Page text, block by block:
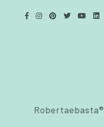
Robertaebasta®